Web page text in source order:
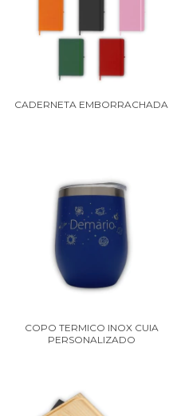
CADERNETA EMBORRACHADA
COPO TERMICO INOX CUIA
PERSONALIZADO